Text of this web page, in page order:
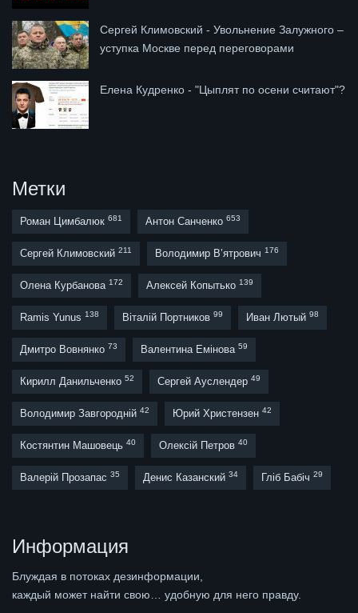
Сергей Климовский - Увольнение Залужного –
уступка Москве перед переговорами
Елена Кудренко - "Цыплят по осени считают"?
Метки
Роман Цимбалюк 681 Антон Санченко 653
Сергей Климовский 211 Володимир В’ятрович 176
Олена Курбанова 172 Алексей Копытько 139
Ramis Yunus 138 Віталій Портников 99 Иван Лютый 98
Дмитро Вовнянко 73 Валентина Емінова 59
Кирилл Данильченко 52 Сергей Ауслендер 49
Володимир Завгородній 42 Юрий Христензен 42
Костянтин Машовець 40 Олексій Петров 40
Валерій Прозапас 35 Денис Казанский 34 Гліб Бабіч 29
Информация
Блуждая в потоках дезинформации,
каждый может найти свою… удобную для него правду.